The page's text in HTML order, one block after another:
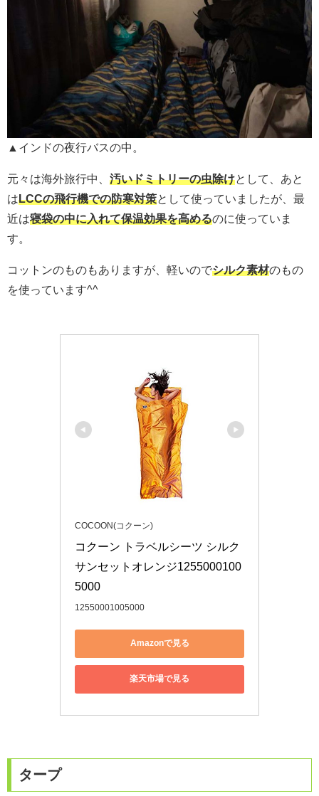
▲インドの夜行バスの中。
元々は海外旅行中、 汚いドミトリーの虫除けとして、あと
はLCCの飛行機での防寒対策として使っていましたが、最
近は寝袋の中に入れて保温効果を高めるのに使っていま
す。
コットンのものもありますが、軽いのでシルク素材のもの
を使っています^^
COCOON(コクーン)
コクーン トラベルシーツ シルク
サンセットオレンジ1255000100
5000
12550001005000
Amazonで見る
楽天市場で見る
タープ